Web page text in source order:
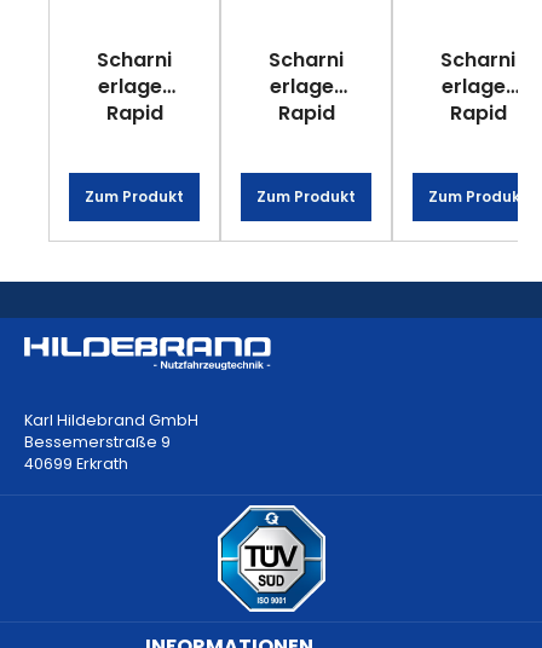
Scharni
erlager
Rapid
mit M12
Zum Produkt
Scharni
erlager
Rapid
Zum Produkt
Scharni
erlager
Rapid
Zum Produkt
Karl Hildebrand GmbH
Bessemerstraße 9
40699 Erkrath